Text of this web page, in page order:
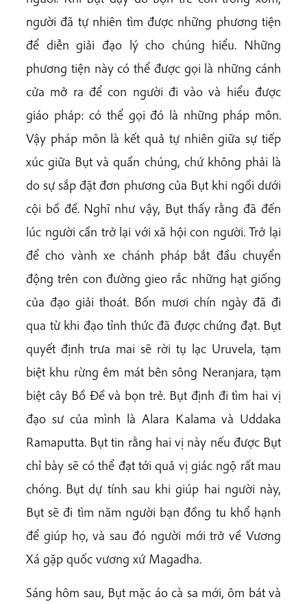
người đã tự nhiên tìm được những phương tiện
để diễn giải đạo lý cho chúng hiểu. Những
phương tiện này có thể được gọi là những cánh
cửa mở ra để con người đi vào và hiểu được
giáo pháp: có thể gọi đó là những pháp môn.
Vậy pháp môn là kết quả tự nhiên giữa sự tiếp
xúc giữa Bụt và quần chúng, chứ không phải là
do sự sắp đặt đơn phương của Bụt khi ngồi dưới
cội bồ đề. Nghĩ như vậy, Bụt thấy rằng đã đến
lúc người cần trở lại với xã hội con người. Trở lại
để cho vành xe chánh pháp bắt đầu chuyển
động trên con đường gieo rắc những hạt giống
của đạo giải thoát. Bốn mươi chín ngày đã đi
qua từ khi đạo tỉnh thức đã được chứng đạt. Bụt
quyết định trưa mai sẽ rời tụ lạc Uruvela, tạm
biệt khu rừng êm mát bên sông Neranjara, tạm
biệt cây Bồ Đề và bọn trẻ. Bụt định đi tìm hai vị
đạo sư của mình là Alara Kalama và Uddaka
Ramaputta. Bụt tin rằng hai vị này nếu được Bụt
chỉ bày sẽ có thể đạt tới quả vị giác ngộ rất mau
chóng. Bụt dự tính sau khi giúp hai người này,
Bụt sẽ đi tìm năm người bạn đồng tu khổ hạnh
để giúp họ, và sau đó người mới trở về Vương
Xá gặp quốc vương xứ Magadha.
Sáng hôm sau, Bụt mặc áo cà sa mới, ôm bát và